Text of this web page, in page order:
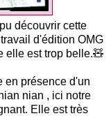
découvrir cette
d'édition OMG
elle est trop belle.🧸
en présence d'un
nian , ici notre
Elle est très